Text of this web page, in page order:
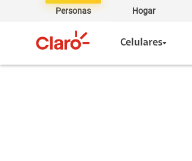
Personas Hogar
Celulares